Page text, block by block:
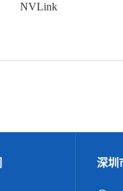
NVLink
深圳